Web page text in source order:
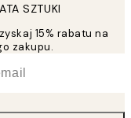
SZTUKI
15% rabatu na
zakupu.